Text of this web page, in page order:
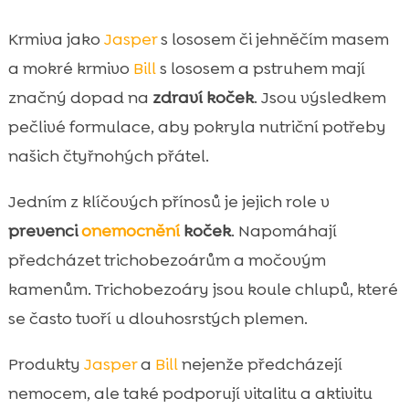
Krmiva jako Jaspers lososem či jehněčím masem
a mokré krmivo Bills lososem a pstruhem mají
značný dopad na zdraví koček. Jsou výsledkem
pečlivé formulace, aby pokryla nutriční potřeby
našich čtyřnohých přátel.
Jedním z klíčových přínosů je jejich role v
prevencionemocněníkoček. Napomáhají
předcházet trichobezoárům a močovým
kamenům. Trichobezoáry jsou koule chlupů, které
se často tvoří u dlouhosrstých plemen.
Produkty Jaspera Billnejenže předcházejí
nemocem, ale také podporují vitalitu a aktivitu